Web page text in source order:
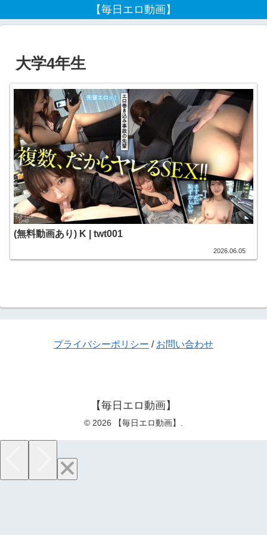
【毎日エロ動画】
大学4年生
(無料動画あり) K | twt001
2026.06.05
プライバシーポリシー / お問い合わせ
【毎日エロ動画】
© 2026 【毎日エロ動画】.